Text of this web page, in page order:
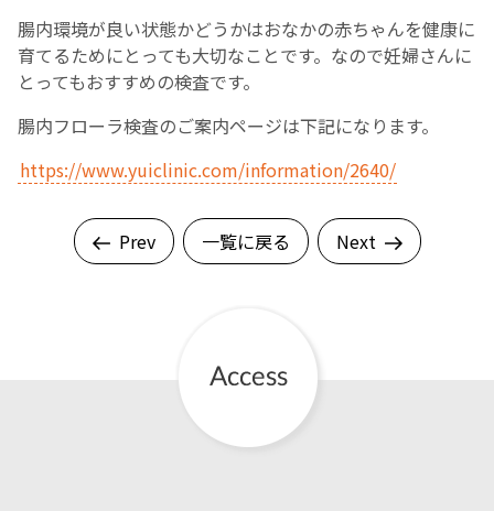
腸内環境が良い状態かどうかはおなかの赤ちゃんを健康に
育てるためにとっても大切なことです。なので妊婦さんに
とってもおすすめの検査です。
腸内フローラ検査のご案内ページは下記になります。
https://www.yuiclinic.com/information/2640/
Prev 一覧に戻る Next
その他の診療内容
‘さんルーム’ でさまざまな講座・クラス
医師プロフィール